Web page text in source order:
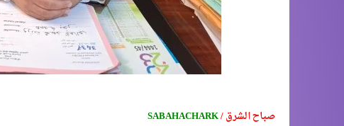
صباح الشرق /SABAHACHARK